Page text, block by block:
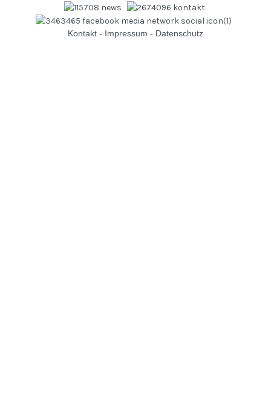
Kontakt - Impressum - Datenschutz